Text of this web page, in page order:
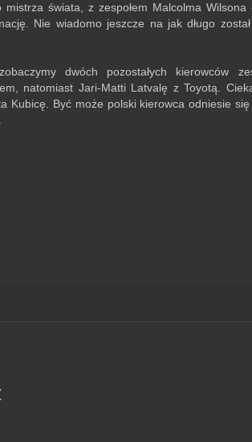
mistrza świata, z zespołem Malcolma
Nie wiadomo jeszcze na jak długo
dwóch pozostałych kierowców
natomiast Jari-Matti Latvalę z Toyotą.
Kubicę. Być może polski kierowca odniesie